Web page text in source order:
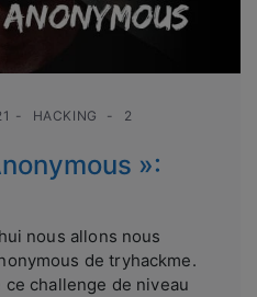
HACKING
2
»:
nous allons nous
de tryhackme.
challenge de niveau